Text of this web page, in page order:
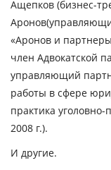
Ащепков (бизнес-
Аронов
«Аронов и
член Адвокатской
управляющий
работы в сфере
практика
2008 г.).
И другие.